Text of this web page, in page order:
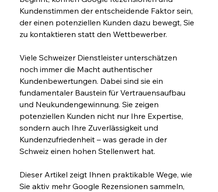
Kundenstimmen der entscheidende Faktor sein,
der einen potenziellen Kunden dazu bewegt, Sie
zu kontaktieren statt den Wettbewerber.
Viele Schweizer Dienstleister unterschätzen
noch immer die Macht authentischer
Kundenbewertungen. Dabei sind sie ein
fundamentaler Baustein für Vertrauensaufbau
und Neukundengewinnung. Sie zeigen
potenziellen Kunden nicht nur Ihre Expertise,
sondern auch Ihre Zuverlässigkeit und
Kundenzufriedenheit – was gerade in der
Schweiz einen hohen Stellenwert hat.
Dieser Artikel zeigt Ihnen praktikable Wege, wie
Sie aktiv mehr Google Rezensionen sammeln,